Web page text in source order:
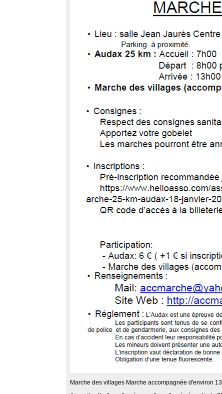
Marche des villages Marche accompagnée d'environ